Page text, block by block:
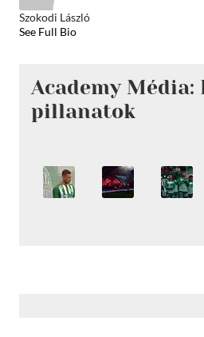
Szokodi László
See Full Bio
Academy Média:
pillanatok